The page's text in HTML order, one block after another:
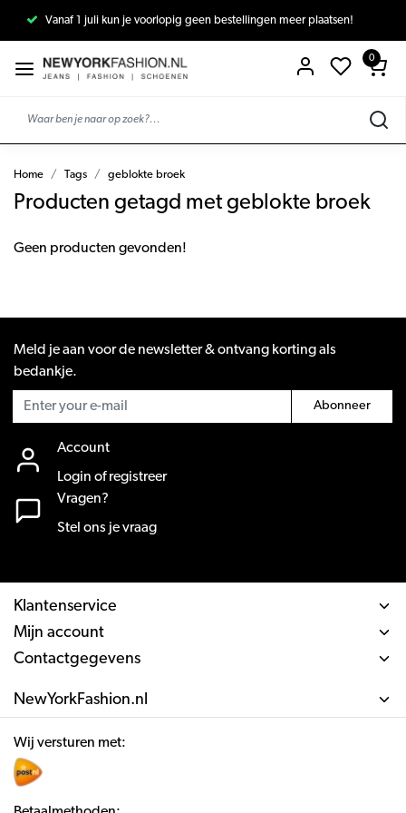
Vanaf 1 juli kun je voorlopig geen bestellingen meer plaatsen!
0
Home Tags geblokte broek
Producten getagd met geblokte broek
Geen producten gevonden!
Meld je aan voor de newsletter & ontvang korting als
bedankje.
Abonneer
Account
Login of registreer
Vragen?
Stel ons je vraag
Klantenservice
Mijn account
Contactgegevens
NewYorkFashion.nl
Wij versturen met: